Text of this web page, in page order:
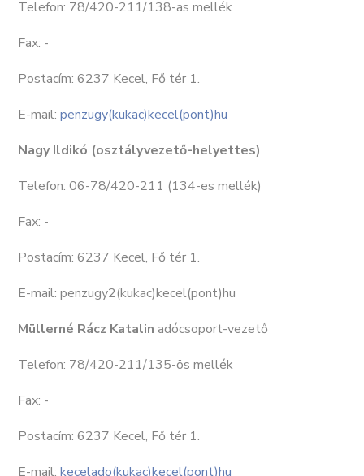
Telefon: 78/420-211/138-as mellék
Fax: -
Postacím: 6237 Kecel, Fő tér 1.
E-mail: penzugy(kukac)kecel(pont)hu
Nagy Ildikó (osztályvezető-helyettes)
Telefon: 06-78/420-211 (134-es mellék)
Fax: -
Postacím: 6237 Kecel, Fő tér 1.
E-mail: penzugy2(kukac)kecel(pont)hu
Müllerné Rácz Katalin adócsoport-vezető
Telefon: 78/420-211/135-ös mellék
Fax: -
Postacím: 6237 Kecel, Fő tér 1.
E-mail: kecelado(kukac)kecel(pont)hu